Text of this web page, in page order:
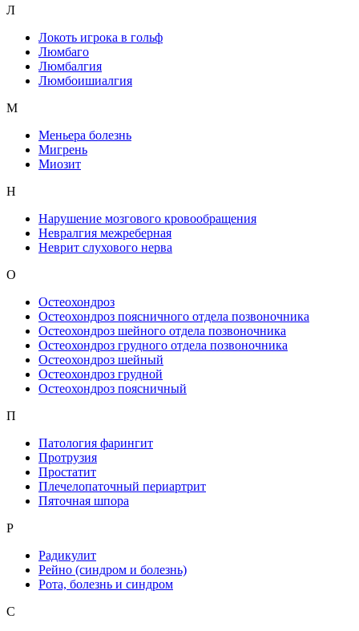
Л
Локоть игрока в гольф
Люмбаго
Люмбалгия
Люмбоишиалгия
М
Меньера болезнь
Мигрень
Миозит
Н
Нарушение мозгового кровообращения
Невралгия межреберная
Неврит слухового нерва
О
Остеохондроз
Остеохондроз поясничного отдела позвоночника
Остеохондроз шейного отдела позвоночника
Остеохондроз грудного отдела позвоночника
Остеохондроз шейный
Остеохондроз грудной
Остеохондроз поясничный
П
Патология фарингит
Протрузия
Простатит
Плечелопаточный периартрит
Пяточная шпора
Р
Радикулит
Рейно (синдром и болезнь)
Рота, болезнь и синдром
С